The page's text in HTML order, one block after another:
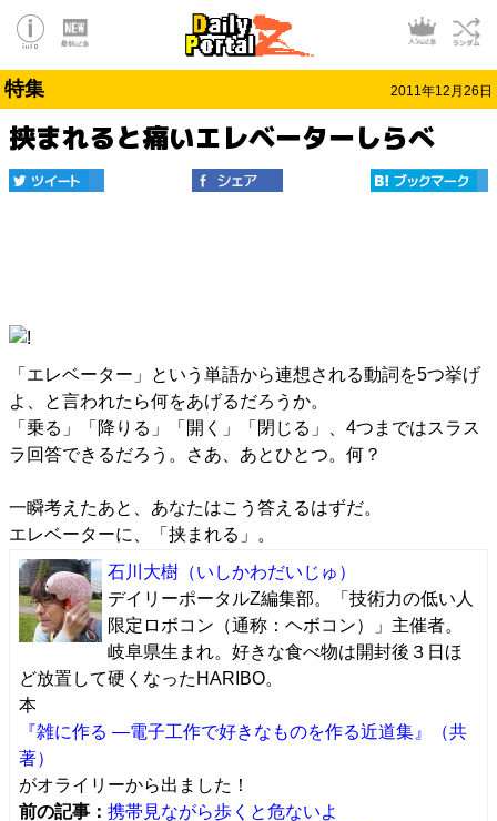
特集 2011年12月26日
挟まれると痛いエレベーターしらべ
「エレベーター」という単語から連想される動詞を5つ挙げ
よ、と言われたら何をあげるだろうか。
「乗る」「降りる」「開く」「閉じる」、4つまではスラス
ラ回答できるだろう。さあ、あとひとつ。何？
一瞬考えたあと、あなたはこう答えるはずだ。
エレベーターに、「挟まれる」。
石川大樹 （いしかわだいじゅ）
デイリーポータルZ編集部。「技術力の低い人
限定ロボコン（通称：ヘボコン）」主催者。
岐阜県生まれ。好きな食べ物は開封後３日ほ
ど放置して硬くなったHARIBO。
本
『雑に作る ―電子工作で好きなものを作る近道集』（共
著）
がオライリーから出ました！
前の記事： 携帯見ながら歩くと危ないよ